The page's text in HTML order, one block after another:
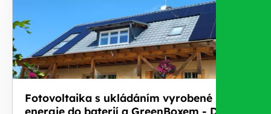
Fotovoltaika s ukládáním vyrobené
energie do baterií a GreenBoxem - Dolní